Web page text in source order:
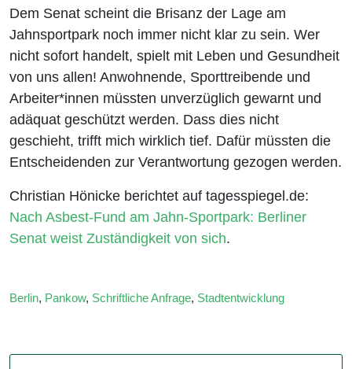
Dem Senat scheint die Brisanz der Lage am
Jahnsportpark noch immer nicht klar zu sein. Wer
nicht sofort handelt, spielt mit Leben und Gesundheit
von uns allen! Anwohnende, Sporttreibende und
Arbeiter*innen müssten unverzüglich gewarnt und
adäquat geschützt werden. Dass dies nicht
geschieht, trifft mich wirklich tief. Dafür müssten die
Entscheidenden zur Verantwortung gezogen werden.
Christian Hönicke berichtet auf tagesspiegel.de:
Nach Asbest-Fund am Jahn-Sportpark: Berliner
Senat weist Zuständigkeit von sich.
Berlin, Pankow, Schriftliche Anfrage, Stadtentwicklung